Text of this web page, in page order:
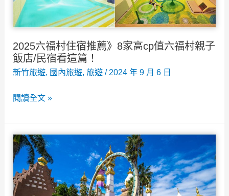
2025六福村住宿推薦》8家高cp值六福村親子
飯店/民宿看這篇！
新竹旅遊, 國內旅遊, 旅遊/ 2024 年 9 月 6 日
2025
村
住
宿
推
閱讀全文 »